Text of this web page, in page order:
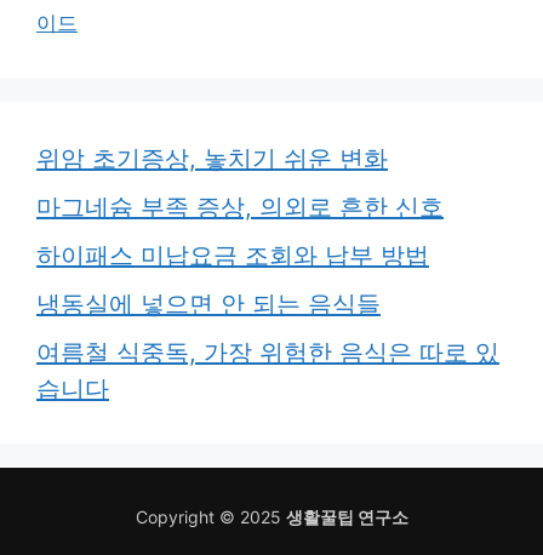
이드
위암 초기증상, 놓치기 쉬운 변화
마그네슘 부족 증상, 의외로 흔한 신호
하이패스 미납요금 조회와 납부 방법
냉동실에 넣으면 안 되는 음식들
여름철 식중독, 가장 위험한 음식은 따로 있
습니다
Copyright © 2025 생활꿀팁 연구소